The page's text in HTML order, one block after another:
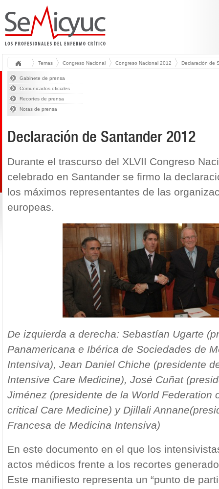
Temas Congreso Nacional Congreso Nacional 2012 Declaración de
Gabinete de prensa
Comunicados oficiales
Recortes de prensa
Notas de prensa
Declaración de Santander 2012
Durante el trascurso del XLVII Congreso
celebrado en Santander se firmo la
los máximos representantes de las
europeas.
De izquierda a derecha: Sebastían Ugarte
Panamericana e Ibérica de Sociedades de
Intensiva), Jean Daniel Chiche (presidente
Intensive Care Medicine), José Cuñat
Jiménez (presidente de la World Federation
critical Care Medicine) y Djillali
Francesa de Medicina Intensiva)
En este documento en el que los
actos médicos frente a los recortes
Este manifiesto representa un “punto de